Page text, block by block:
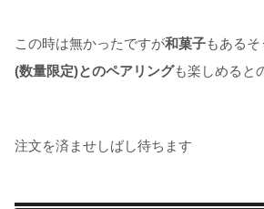
この時は無かったですが和菓子もあるそ
(数量限定)とのペアリングも楽しめると
注文を済ませしばし待ちます